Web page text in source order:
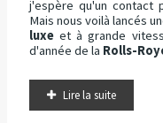
j'espère qu'un contact
Mais nous voilà lancés
luxeet à grande
d'année de la Rolls-
Lire la suite